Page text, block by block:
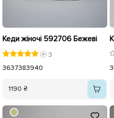
Кеди жіночі 592706 Бежеві
3
3637383940
1190 ₴